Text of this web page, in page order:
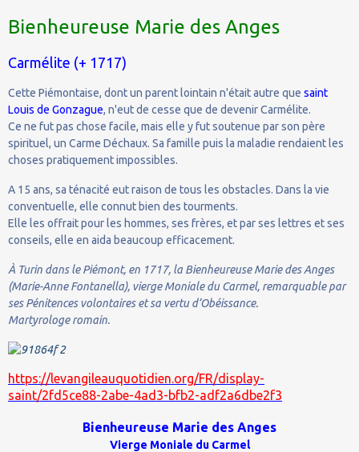
Bienheureuse Marie des Anges
Carmélite (+ 1717)
Cette Piémontaise, dont un parent lointain n'était autre que saint
Louis de Gonzague, n'eut de cesse que de devenir Carmélite.
Ce ne fut pas chose facile, mais elle y fut soutenue par son père
spirituel, un Carme Déchaux. Sa famille puis la maladie rendaient les
choses pratiquement impossibles.
A 15 ans, sa ténacité eut raison de tous les obstacles. Dans la vie
conventuelle, elle connut bien des tourments.
Elle les offrait pour les hommes, ses frères, et par ses lettres et ses
conseils, elle en aida beaucoup efficacement.
À Turin dans le Piémont, en 1717, la Bienheureuse Marie des Anges
(Marie-Anne Fontanella), vierge Moniale du Carmel, remarquable par
ses Pénitences volontaires et sa vertu d’Obéissance.
Martyrologe romain.
https://levangileauquotidien.org/FR/display-
saint/2fd5ce88-2abe-4ad3-bfb2-adf2a6dbe2f3
Bienheureuse Marie des Anges
Vierge Moniale du Carmel